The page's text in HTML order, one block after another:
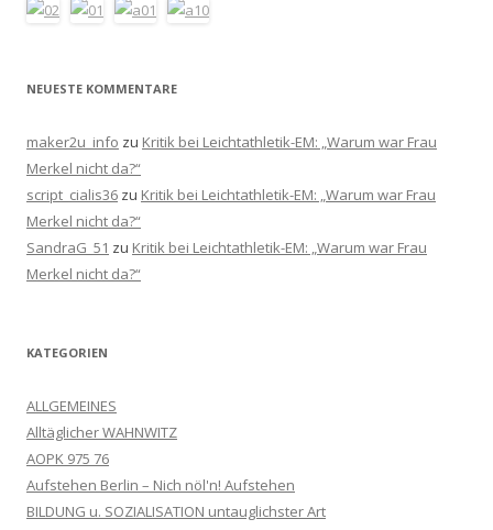
NEUESTE KOMMENTARE
maker2u_info zu Kritik bei Leichtathletik-EM: „Warum war Frau
Merkel nicht da?“
script_cialis36 zu Kritik bei Leichtathletik-EM: „Warum war Frau
Merkel nicht da?“
SandraG_51 zu Kritik bei Leichtathletik-EM: „Warum war Frau
Merkel nicht da?“
KATEGORIEN
ALLGEMEINES
Alltäglicher WAHNWITZ
AOPK 975 76
Aufstehen Berlin – Nich nöl'n! Aufstehen
BILDUNG u. SOZIALISATION untauglichster Art